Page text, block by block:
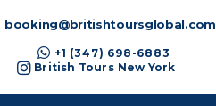
booking@britishtoursglobal.com
+1 (347) 698-6883
British Tours New York